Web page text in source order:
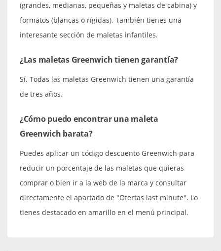
(grandes, medianas, pequeñas y maletas de cabina) y
formatos (blancas o rígidas). También tienes una
interesante sección de maletas infantiles.
¿Las maletas Greenwich tienen garantía?
Sí. Todas las maletas Greenwich tienen una garantía
de tres años.
¿Cómo puedo encontrar una maleta
Greenwich barata?
Puedes aplicar un código descuento Greenwich para
reducir un porcentaje de las maletas que quieras
comprar o bien ir a la web de la marca y consultar
directamente el apartado de "Ofertas last minute". Lo
tienes destacado en amarillo en el menú principal.